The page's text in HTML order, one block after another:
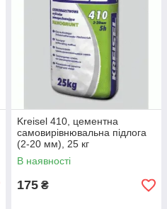
Kreisel 410, цементна
самовирівнювальна підлога
(2-20 мм), 25 кг
В наявності
175 ₴